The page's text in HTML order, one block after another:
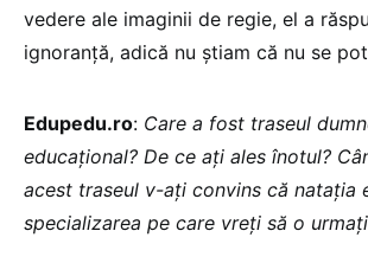
vedere ale imaginii de regie, el a
ignoranță, adică nu știam că nu se
Edupedu.ro: Care a fost traseul
educațional? De ce ați ales înotul?
acest traseul v-ați convins că natația
specializarea pe care vreți să o